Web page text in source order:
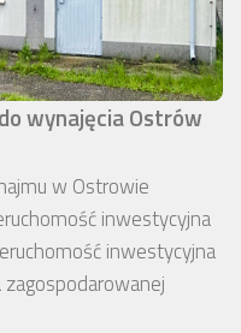
wynajęcia Ostrów
w Ostrowie
inwestycyjna
inwestycyjna